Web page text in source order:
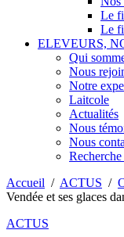
Le
Le
ELEVEURS,
Qui
Nous
Notre
Laitcole
Actualités
Nous
Nous
Accueil / ACTUS /
Vendée et ses glaces
ACTUS